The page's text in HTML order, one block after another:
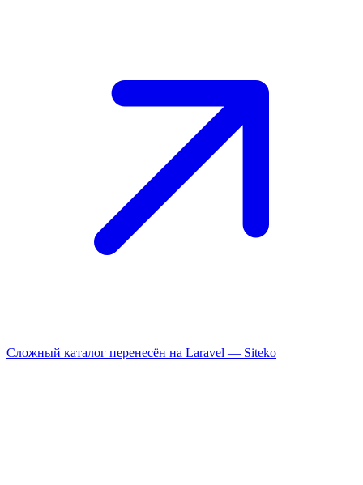
Сложный каталог перенесён на Laravel — Siteko